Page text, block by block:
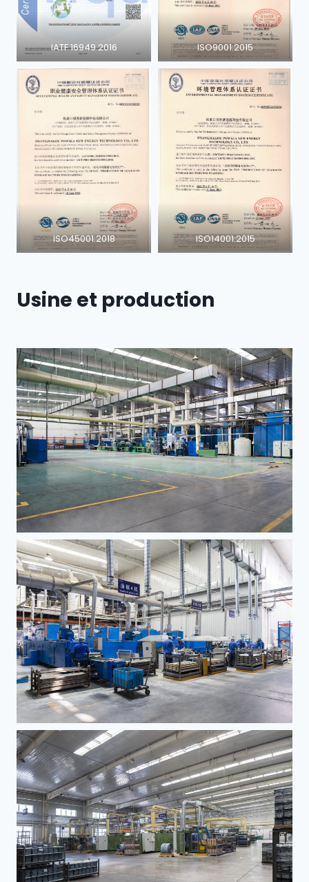
IATF 16949 2016 ISO9001:2015
ISO45001:2018 ISO14001:2015
Usine et production